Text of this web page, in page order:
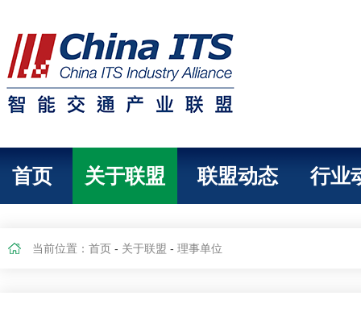
首页 关于联盟 联盟动态 行业
当前位置： 首页 - 关于联盟 - 理事单位